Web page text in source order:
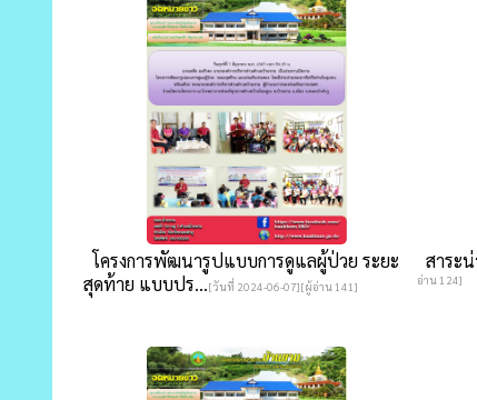
โครงการพัฒนารูปแบบการดูแลผู้ป่วย ระยะ
สุดท้าย แบบปร...[วันที่ 2024-06-07][ผู้อ่าน 141]
สาระ
อ่าน 124]